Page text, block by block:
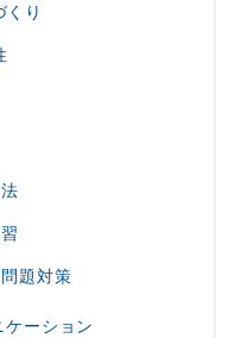
り
題対策
ーション